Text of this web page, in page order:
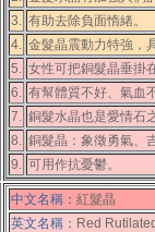
3. 有助去除負面惰緒。
4. 金髮晶震動力特強，
5. 女性可把銅髮晶垂掛
6. 有幫體質不好、氣血
7. 銅髮水晶也是愛情石
8. 銅髮晶：象徵勇氣、
9. 可用作抗憂鬱。
中文名稱： 紅髮晶
英文名稱： Red